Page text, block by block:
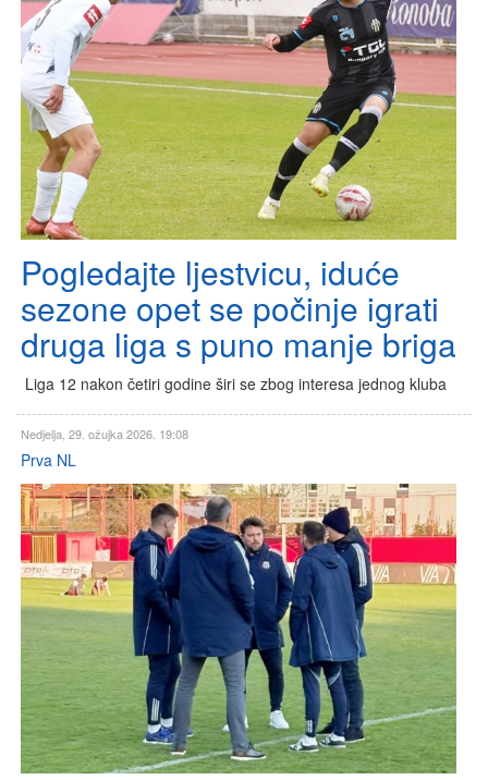
Pogledajte ljestvicu, iduće
sezone opet se počinje igrati
druga liga s puno manje briga
Liga 12 nakon četiri godine širi se zbog interesa jednog kluba
Nedjelja, 29. ožujka 2026. 19:08
Prva NL